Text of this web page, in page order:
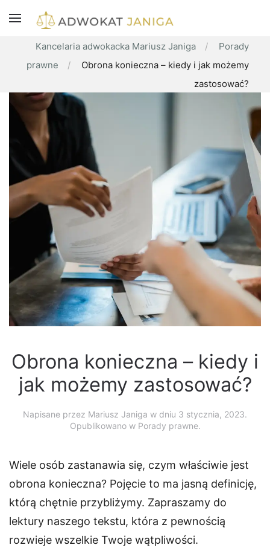
Kancelaria adwokacka Mariusz Janiga
Porady
prawne
Obrona konieczna – kiedy i jak możemy
zastosować?
Obrona konieczna – kiedy i
jak możemy zastosować?
Napisane przez Mariusz Janiga w dniu 3 stycznia, 2023.
Opublikowano w Porady prawne.
Wiele osób zastanawia się, czym właściwie jest
obrona konieczna? Pojęcie to ma jasną definicję,
którą chętnie przybliżymy. Zapraszamy do
lektury naszego tekstu, która z pewnością
rozwieje wszelkie Twoje wątpliwości.